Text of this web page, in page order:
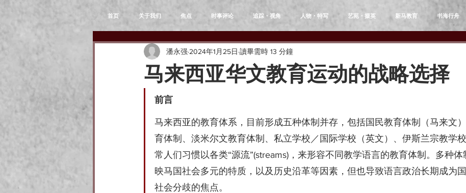
首页 关于我们 焦点 时事评论 追踪・视角 人物・特写 艺苑・掇英 新马教育 书海行舟
马来西亚华文教育运动的战略选择
潘永强 2024年1月25日 讀畢需時 13 分鐘
前言
马来西亚的教育体系，目前形成五种体制并存，包括国民教育体制（马来文
育体制、淡米尔文教育体制、私立学校／国际学校（英文）、伊斯兰宗教学
常人们习惯以各类“源流”(streams)，来形容不同教学语言的教育体制。多种体
映马国社会多元的特质，以及历史沿革等因素，但也导致语言政治长期成为国
社会分歧的焦点。